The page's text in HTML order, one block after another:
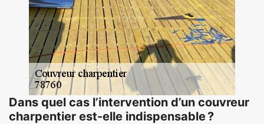
Dans quel cas l’intervention d’un couvreur
charpentier est-elle indispensable ?